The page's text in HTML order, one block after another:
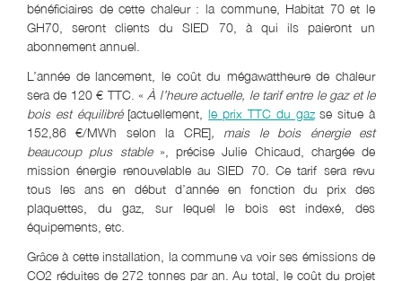
bénéficiaires de cette chaleur : la commune, Habitat 70 et le
GH70, seront clients du SIED 70, à qui ils paieront un
abonnement annuel.
L’année de lancement, le coût du mégawattheure de chaleur
sera de 120 € TTC. «À l’heure actuelle, le tarif entre le gaz et le
bois est équilibré [actuellement,le prix TTC du gazse situe à
152,86 €/MWh selon la CRE], mais le bois énergie est
beaucoup plus stable », précise Julie Chicaud, chargée de
mission énergie renouvelable au SIED 70.Ce tarif sera revu
tous les ans en début d’année en fonction du prix des
plaquettes, du gaz, sur lequel le bois est indexé, des
équipements, etc.
Grâce à cette installation, la commune va voir ses émissions de
CO2 réduites de 272 tonnes par an. Au total, le coût du projet